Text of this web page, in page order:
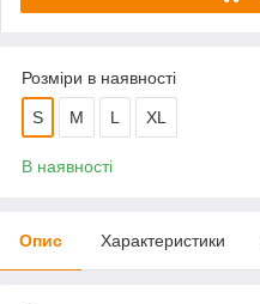
Розміри в наявності
S M L XL
В наявності
Опис Характеристики